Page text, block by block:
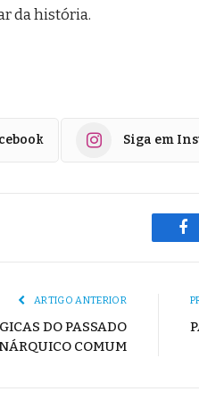
da história.
Siga em
ARTIGO ANTERIOR
DO PASSADO
COMUM